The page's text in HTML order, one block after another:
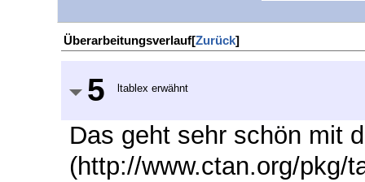
Überarbeitungsverlauf[Zurück]
5 ltablex erwähnt
Das geht sehr schön mit
(http://www.ctan.org/pkg/